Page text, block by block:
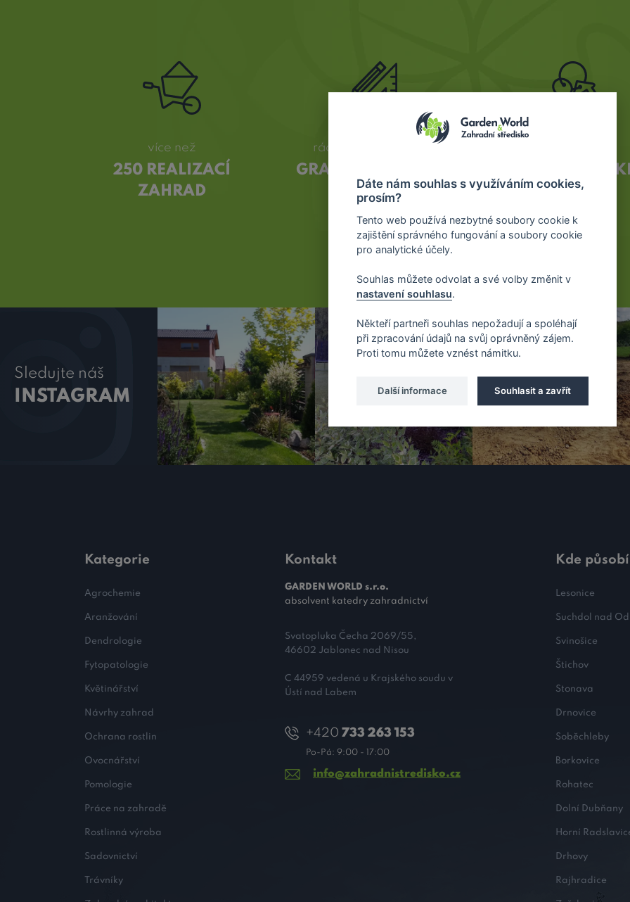
více než
250 REALIZACÍ
ZAHRAD
rádi vám připravíme
GRAFICKÉ NÁVRHY REALIZACE NA
Sledujte náš
INSTAGRAM
Kategorie
Agrochemie
Aranžování
Dendrologie
Fytopatologie
Květinářství
Návrhy zahrad
Ochrana rostlin
Ovocnářství
Pomologie
Práce na zahradě
Rostlinná výroba
Sadovnictví
Trávníky
Kontakt
GARDEN WORLD s.r.o.
absolvent katedry zahradnictví
Svatopluka Čecha 2069/55,
46602 Jablonec nad Nisou
C 44959 vedená u Krajského soudu v
Ústí nad Labem
+420 733 263 153
Po-Pá: 9:00 - 17:00
info@zahradnistredisko.cz
Kde
Lesonice
Suchdol nad
Svinošice
Štichov
Stonava
Drnovice
Soběchleby
Borkovice
Rohatec
Dolní Dubňany
Horní
Drhovy
Rajhradice
Dáte nám souhlas s využíváním cookies,
prosím?
Tento web používá nezbytné soubory cookie k
zajištění správného fungování a soubory cookie
pro analytické účely.
Souhlas můžete odvolat a své volby změnit v
nastavení souhlasu.
Někteří partneři souhlas nepožadují a spoléhají
při zpracování údajů na svůj oprávněný zájem.
Proti tomu můžete vznést námitku.
Další informace Souhlasit a zavřít